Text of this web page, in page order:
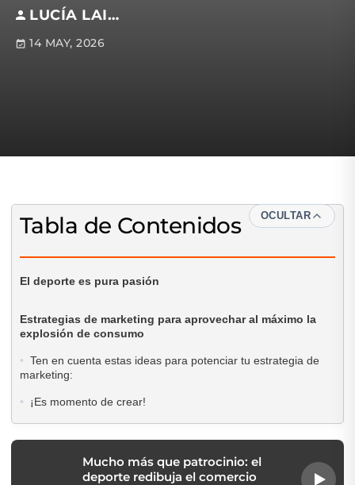
LUCÍA LAISA
14 MAY, 2026
Tabla de Contenidos OCULTAR
El deporte es pura pasión
Estrategias de marketing para aprovechar al máximo la
explosión de consumo
Ten en cuenta estas ideas para potenciar tu estrategia de
marketing:
¡Es momento de crear!
Mucho más que patrocinio: el
deporte redibuja el comercio